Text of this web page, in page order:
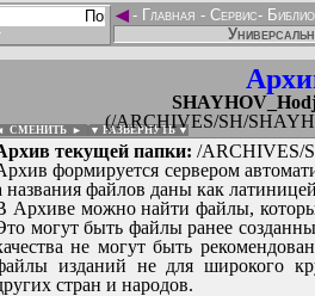
◄- Главная - Сервис-
(/ARCHIVES/SH/
СМЕНИТЬ ► ▼ РАЗВЕРНУТЬ ▼
текущей папки: /ARCHIVES/
формируется сервером
названия файлов даны как
Архиве можно найти файлы,
могут быть файлы ранее
не могут быть
изданий не для широкого
стран и народов.